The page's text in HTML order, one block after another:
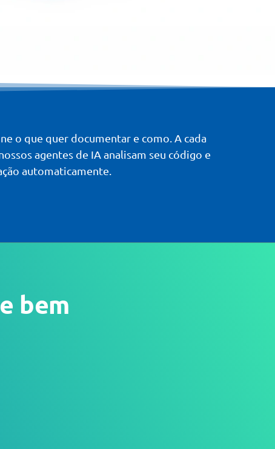
o que quer documentar e como. A cada
agentes de IA analisam seu código e
automaticamente.
bem